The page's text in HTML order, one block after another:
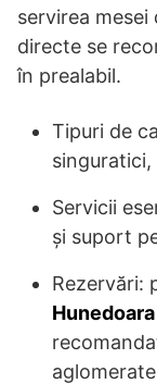
servirea
directe se
în prealabil.
Tipuri de
singuratici,
Servicii
și suport
Rezervări:
Hunedoara